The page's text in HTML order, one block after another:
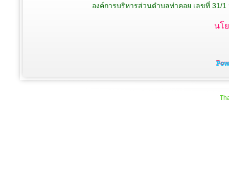
องค์การบริหารส่วนตำบลท่าคอย เลขที่ 31/
นโ